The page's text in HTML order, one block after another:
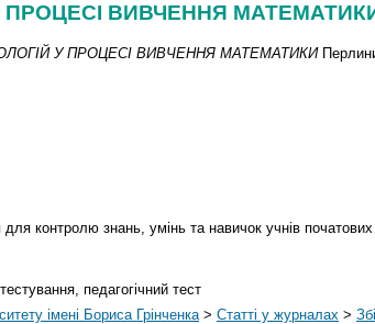
ВИВЧЕННЯ
У ПРОЦЕСІ ВИВЧЕННЯ МАТЕМАТИКИ
контролю знань, умінь та навичок учнів початових
педагогічний тест
імені Бориса Грінченка > Статті у журналах >